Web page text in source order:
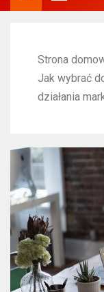
Strona
Jak wybrać
działania